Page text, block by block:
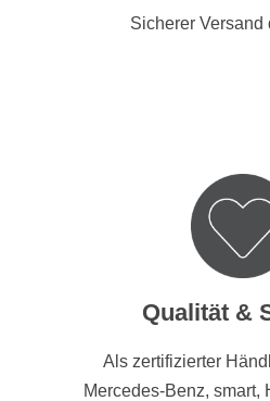
Sicherer Versand
Qualität &
Als zertifizierter
Mercedes-Benz, smart,